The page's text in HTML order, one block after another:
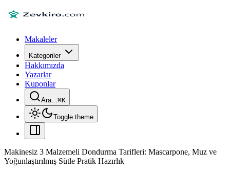
Makaleler
Kategoriler
Hakkımızda
Yazarlar
Kuponlar
Ara...⌘K
Toggle theme
Makinesiz 3 Malzemeli Dondurma Tarifleri: Mascarpone, Muz ve
Yoğunlaştırılmış Sütle Pratik Hazırlık